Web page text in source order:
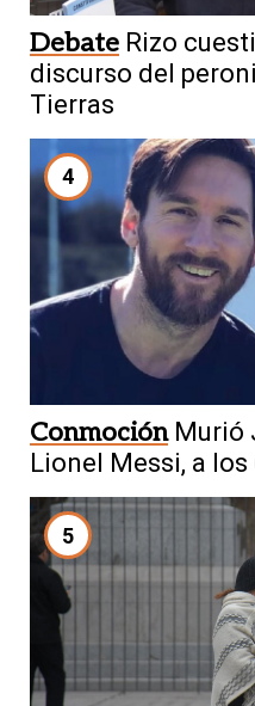
Debate Rizo
discurso del
Tierras
4
Conmoción Murió
Lionel Messi, a los
5